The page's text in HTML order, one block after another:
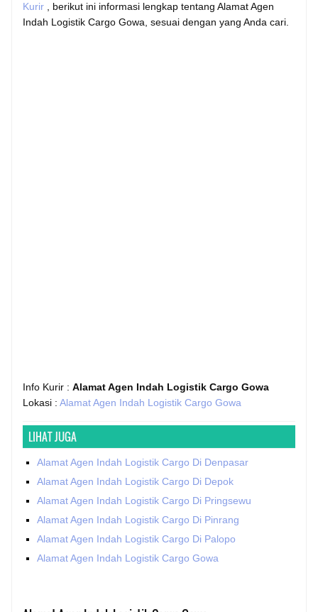
Kurir
, berikut ini informasi lengkap tentang Alamat Agen
Indah Logistik Cargo Gowa, sesuai dengan yang Anda cari.
Info Kurir : Alamat Agen Indah Logistik Cargo Gowa
Lokasi : Alamat Agen Indah Logistik Cargo Gowa
LIHAT JUGA
Alamat Agen Indah Logistik Cargo Di Denpasar
Alamat Agen Indah Logistik Cargo Di Depok
Alamat Agen Indah Logistik Cargo Di Pringsewu
Alamat Agen Indah Logistik Cargo Di Pinrang
Alamat Agen Indah Logistik Cargo Di Palopo
Alamat Agen Indah Logistik Cargo Gowa